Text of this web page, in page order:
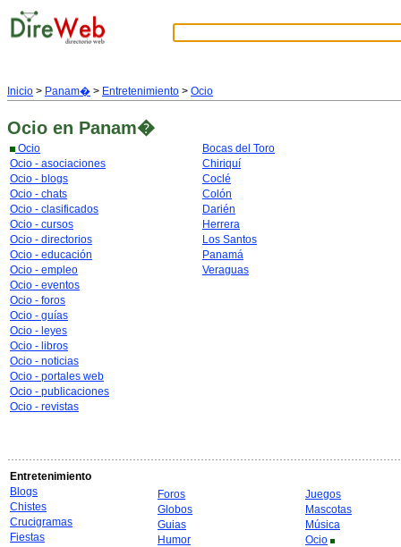
Inicio > Panam� > Entretenimiento > Ocio
Ocio en Panam�
Ocio
Ocio - asociaciones
Ocio - blogs
Ocio - chats
Ocio - clasificados
Ocio - cursos
Ocio - directorios
Ocio - educación
Ocio - empleo
Ocio - eventos
Ocio - foros
Ocio - guías
Ocio - leyes
Ocio - libros
Ocio - noticias
Ocio - portales web
Ocio - publicaciones
Ocio - revistas
Bocas del Toro
Chiriquí
Coclé
Colón
Darién
Herrera
Los Santos
Panamá
Veraguas
Entretenimiento
Blogs
Chistes
Crucigramas
Fiestas
Foros
Globos
Guias
Humor
Juegos
Mascotas
Música
Ocio